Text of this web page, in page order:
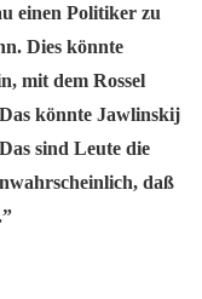
einen Politiker zu
Dies könnte
mit dem Rossel
könnte Jawlinskij
Das sind Leute die
daß